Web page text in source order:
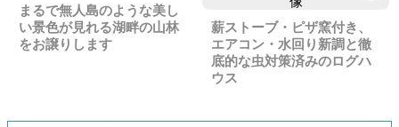
まるで無人島のような美し
い景色が見れる湖畔の山林
をお譲りします
薪ストーブ・ピザ窯付き、
エアコン・水回り新調と徹
底的な虫対策済みのログハ
ウス